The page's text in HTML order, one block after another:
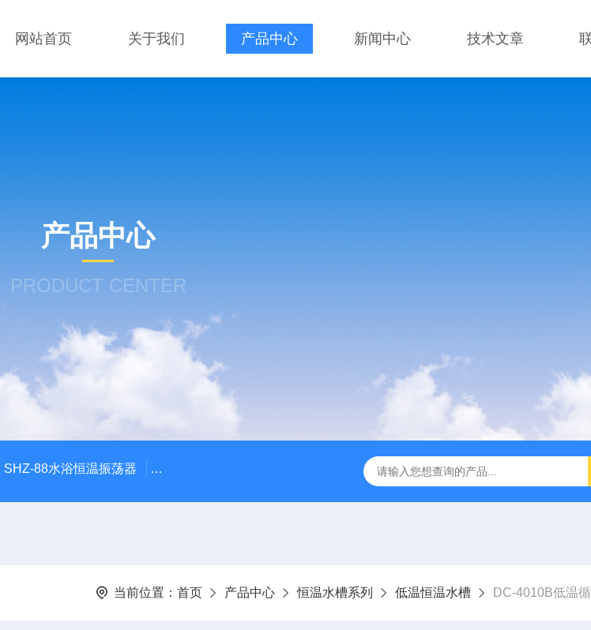
网站首页 关于我们 产品中心 新闻中心 技术文章
产品中心
PRODUCT CENTER
SHZ-88水浴恒温振荡器 HZQ-2水浴全温振荡器 THZ-82A气浴恒温振荡器价格
当前位置： 首页 产品中心 恒温水槽系列 低温恒温水槽 DC-4010B低温